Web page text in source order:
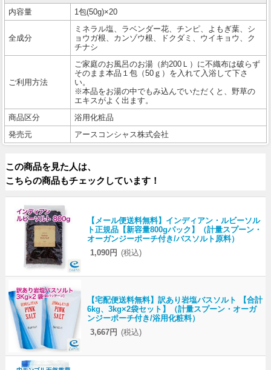
内容量
1包(50g)×20
全成分
ミネラル塩、ラベンダー花、チンピ、よもぎ葉、シ
ョウガ根、カンゾウ根、ドクダミ、ウイキョウ、ク
チナシ
ご利用方法
ご家庭のお風呂のお湯（約200Ｌ）に不織布は破らず
そのまま本品１包（50ｇ）を入れて入浴して下さ
い。
※本品をお湯の中でもみ込んでいただくと、野草の
エキスがよく出ます。
商品区分
浴用化粧品
発売元
アースコンシャス株式会社
この商品を見た人は、
こちらの商品もチェックしています！
【メール便送料無料】インディアン・ルビーソル
ト正規品【新容量800gパック】（計量スプーン・
オーガンジーポーチ付き/バスソルト原料）
1,090円 (税込)
【宅配便送料無料】訳あり岩塩バスソルト 【合計
6kg、3kg×2袋セット】（計量スプーン・オーガ
ンジーポーチ付き/浴用化粧料）
3,667円 (税込)